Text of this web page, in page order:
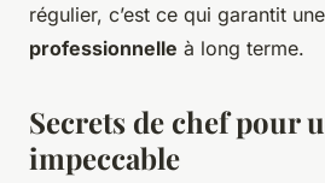
régulier, c’est ce qui garantit une
professionnelle à long terme.
Secrets de chef pour
impeccable